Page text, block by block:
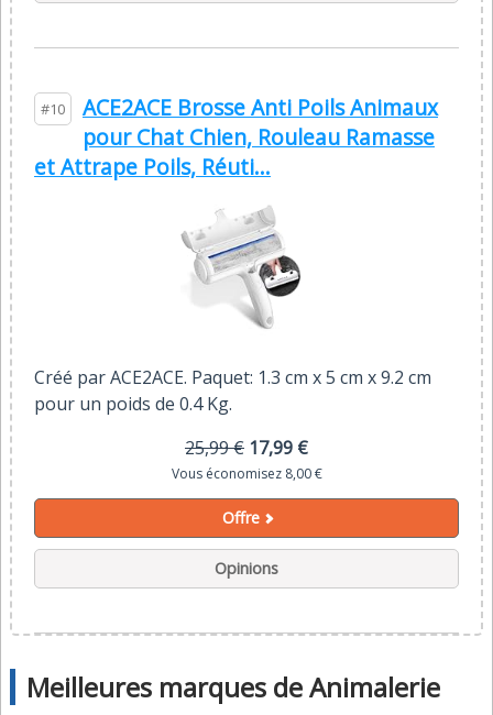
#10
ACE2ACE Brosse Anti Poils Animaux
pour Chat Chien, Rouleau Ramasse
et Attrape Poils, Réuti...
Créé par ACE2ACE. Paquet: 1.3 cm x 5 cm x 9.2 cm
pour un poids de 0.4 Kg.
25,99 € 17,99 €
Vous économisez 8,00 €
Offre
Opinions
Meilleures marques de Animalerie